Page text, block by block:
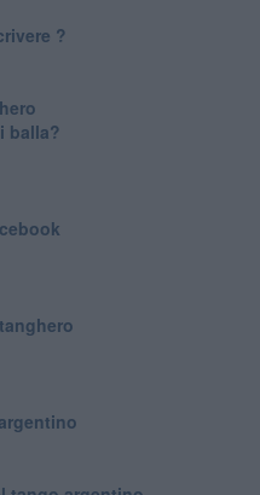
?
balla?